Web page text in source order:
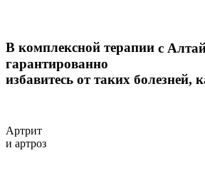
В комплексной терапии с
гарантированно
избавитесь от таких болезней,
Артрит
и артроз